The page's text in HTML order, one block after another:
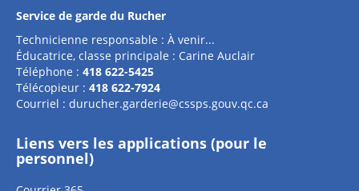
Service de garde du Rucher
Technicienne responsable : À venir...
Éducatrice, classe principale : Carine Auclair
Téléphone : 418 622-5425
Télécopieur : 418 622-7924
Courriel : durucher.garderie@cssps.gouv.qc.ca
Liens vers les applications (pour le
personnel)